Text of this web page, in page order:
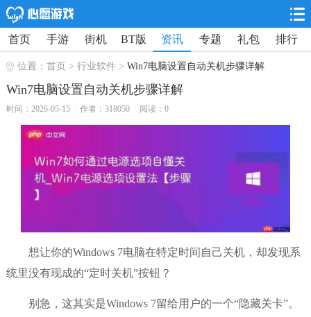
首页 手游 街机 BT版 资讯 专题 礼包 排行
位置： 首页 > 行业软件> Win7电脑设置自动关机步骤详解
Win7电脑设置自动关机步骤详解
时间：2026-05-15 作者：318050 阅读：0
想让你的Windows 7电脑在特定时间自己关机，却发现系
统里没有现成的“定时关机”按钮？
别急，这其实是Windows 7留给用户的一个“隐藏关卡”。